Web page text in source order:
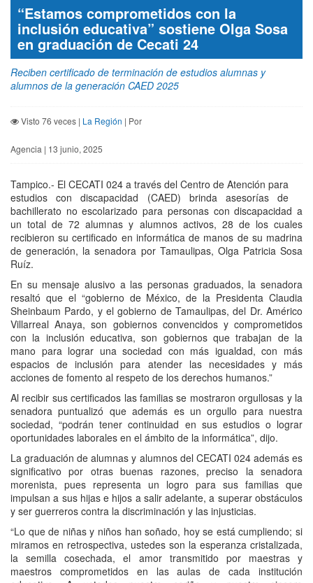
“Estamos comprometidos con la
inclusión educativa” sostiene Olga Sosa
en graduación de Cecati 24
Reciben certificado de terminación de estudios alumnas y
alumnos de la generación CAED 2025
Visto 76 veces | La Región | Por
Agencia | 13 junio, 2025
Tampico.- El CECATI 024 a través del Centro de Atención para
estudios con discapacidad (CAED) brinda asesorías de
bachillerato no escolarizado para personas con discapacidad a
un total de 72 alumnas y alumnos activos, 28 de los cuales
recibieron su certificado en informática de manos de su madrina
de generación, la senadora por Tamaulipas, Olga Patricia Sosa
Ruíz.
En su mensaje alusivo a las personas graduados, la senadora
resaltó que el “gobierno de México, de la Presidenta Claudia
Sheinbaum Pardo, y el gobierno de Tamaulipas, del Dr. Américo
Villarreal Anaya, son gobiernos convencidos y comprometidos
con la inclusión educativa, son gobiernos que trabajan de la
mano para lograr una sociedad con más igualdad, con más
espacios de inclusión para atender las necesidades y más
acciones de fomento al respeto de los derechos humanos.”
Al recibir sus certificados las familias se mostraron orgullosas y la
senadora puntualizó que además es un orgullo para nuestra
sociedad, “podrán tener continuidad en sus estudios o lograr
oportunidades laborales en el ámbito de la informática”, dijo.
La graduación de alumnas y alumnos del CECATI 024 además es
significativo por otras buenas razones, preciso la senadora
morenista, pues representa un logro para sus familias que
impulsan a sus hijas e hijos a salir adelante, a superar obstáculos
y ser guerreros contra la discriminación y las injusticias.
“Lo que de niñas y niños han soñado, hoy se está cumpliendo; si
miramos en retrospectiva, ustedes son la esperanza cristalizada,
la semilla cosechada, el amor transmitido por maestras y
maestros comprometidos en las aulas de cada institución